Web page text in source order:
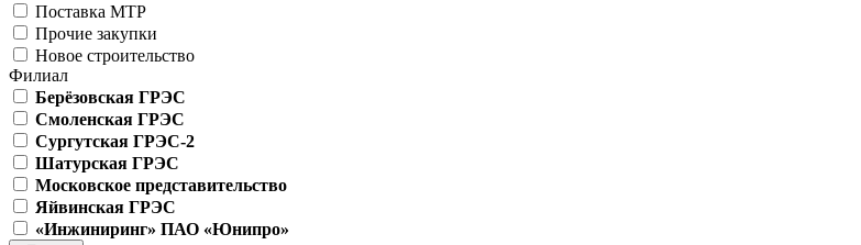
Поставка МТР
Прочие закупки
Новое строительство
Филиал
Берёзовская ГРЭС
Смоленская ГРЭС
Сургутская ГРЭС-2
Шатурская ГРЭС
Московское представительство
Яйвинская ГРЭС
«Инжиниринг» ПАО «Юнипро»